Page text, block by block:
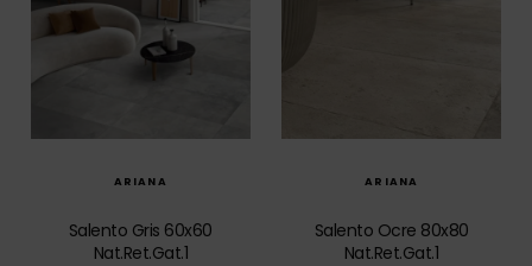
ARIANA
Salento Gris 60x60
Nat.Ret.Gat.1
SZYBKI PODGLĄD
ARIANA
Salento Ocre 80x80
Nat.Ret.Gat.1
SZYBKI PODGLĄD